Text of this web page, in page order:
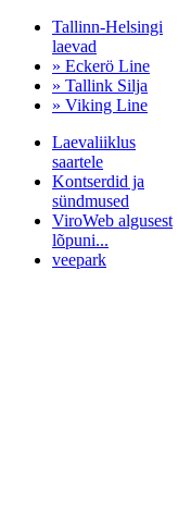
Tallinn-Helsingi
laevad
» Eckerö Line
» Tallink Silja
» Viking Line
Laevaliiklus
saartele
Kontserdid ja
sündmused
ViroWeb algusest
lõpuni...
veepark